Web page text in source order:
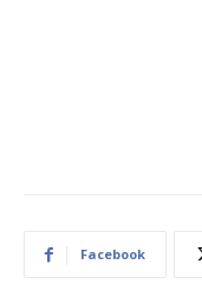
Facebook